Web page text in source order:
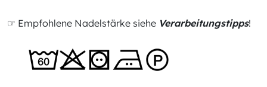
☞ Empfohlene Nadelstärke siehe Verarbeitungstipps!